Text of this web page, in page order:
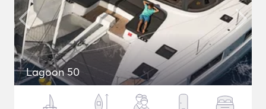
Lagoon 50